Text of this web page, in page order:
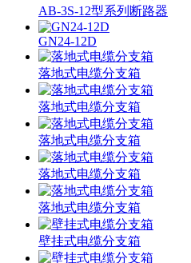
AB-3S-12型系列断路器
GN24-12D
落地式电缆分支箱
落地式电缆分支箱
落地式电缆分支箱
落地式电缆分支箱
落地式电缆分支箱
壁挂式电缆分支箱